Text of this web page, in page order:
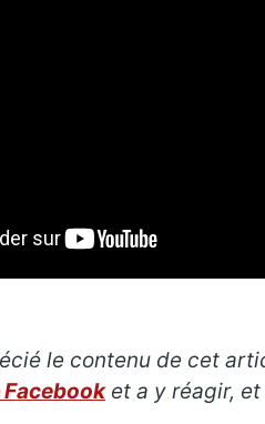
le contenu de cet
et a y réagir, et